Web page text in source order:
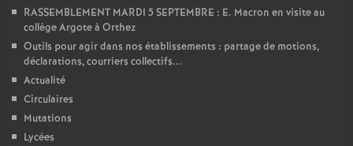
RASSEMBLEMENT MARDI 5 SEPTEMBRE : E. Macron en visite au
collège Argote à Orthez
Outils pour agir dans nos établissements : partage de motions,
déclarations, courriers collectifs...
Actualité
Circulaires
Mutations
Lycées